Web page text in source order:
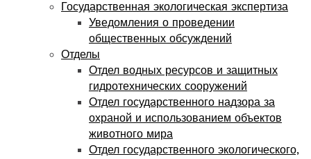
Государственная экологическая экспертиза
Уведомления о проведении
общественных обсуждений
Отделы
Отдел водных ресурсов и защитных
гидротехнических сооружений
Отдел государственного надзора за
охраной и использованием объектов
животного мира
Отдел государственного экологического,